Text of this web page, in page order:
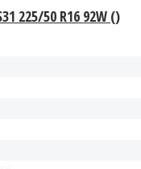
225/50 R16 92W ()